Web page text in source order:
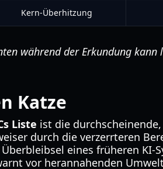
Kern-Überhitzung
während der Erkundung
Katze
Liste ist die
durch die verzerrteren
eines früheren
vor herannahenden